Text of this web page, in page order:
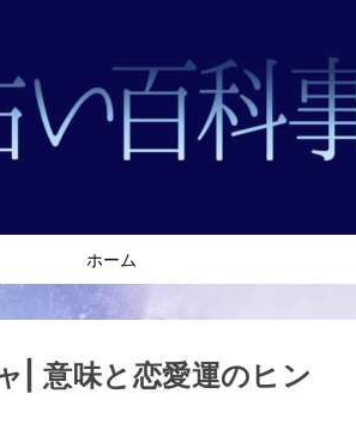
ホーム
| 意味と恋愛運のヒン